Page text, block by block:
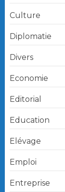
Culture
Diplomatie
Divers
Economie
Editorial
Education
Elévage
Emploi
Entreprise